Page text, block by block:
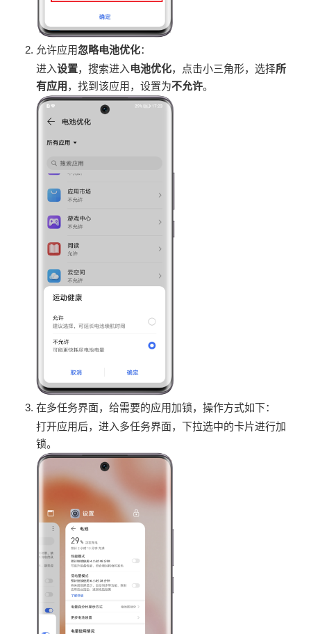
允许应用忽略电池优化：
进入设置，搜索进入电池优化，点击小三角形，选择所
有应用 ，找到该应用，设置为不允许。
在多任务界面，给需要的应用加锁，操作方式如下：
打开应用后，进入多任务界面，下拉选中的卡片进行加
锁。